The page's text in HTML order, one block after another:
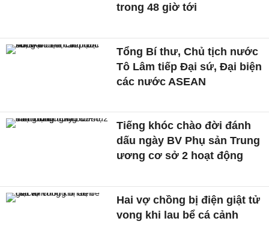
trong 48 giờ tới
Tổng Bí thư, Chủ tịch nước
Tô Lâm tiếp Đại sứ, Đại biện
các nước ASEAN
Tiếng khóc chào đời đánh
dấu ngày BV Phụ sản Trung
ương cơ sở 2 hoạt động
Hai vợ chồng bị điện giật tử
vong khi lau bể cá cảnh